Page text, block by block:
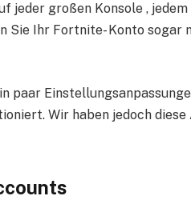
jeder großen Konsole , jedem
Sie Ihr Fortnite- Konto sogar
paar
Wir haben jedoch